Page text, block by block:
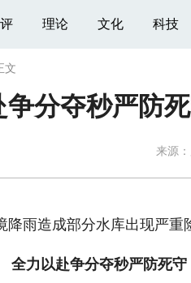
理论 文化 科技
文
争分夺秒严防
来源：
降雨造成部分水库出现严重
全力以赴争分夺秒严防死守